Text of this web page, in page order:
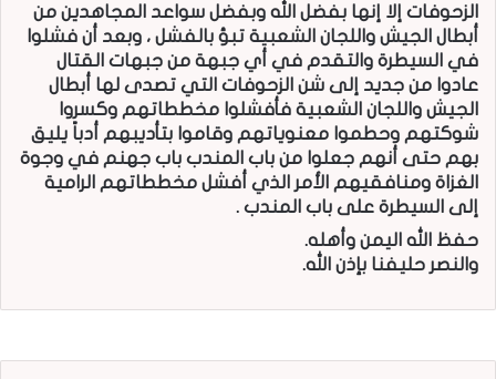
الزحوفات إلا إنها بفضل الله وبفضل سواعد المجاهدين من
أبطال الجيش واللجان الشعبية تبؤ بالفشل ، وبعد أن فشلوا
في السيطرة والتقدم في أي جبهة من جبهات القتال
عادوا من جديد إلى شن الزحوفات التي تصدى لها أبطال
الجيش واللجان الشعبية فأفشلوا مخططاتهم وكسروا
شوكتهم وحطموا معنوياتهم وقاموا بتأديبهم أدباً يليق
بهم حتى أنهم جعلوا من باب المندب باب جهنم في وجوة
الغزاة ومنافقيهم الأمر الذي أفشل مخططاتهم الرامية
إلى السيطرة على باب المندب .
حفظ الله اليمن وأهله.
والنصر حليفنا بإذن الله.